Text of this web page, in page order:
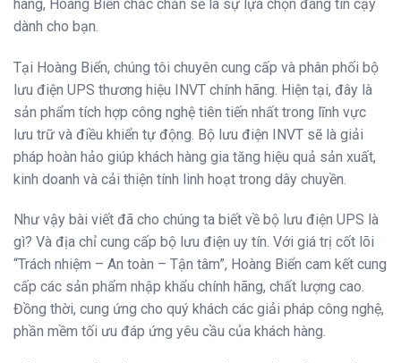
hãng, Hoàng Biển chắc chắn sẽ là sự lựa chọn đáng tin cậy
dành cho bạn.
Tại Hoàng Biển, chúng tôi chuyên cung cấp và phân phối bộ
lưu điện UPS thương hiệu INVT chính hãng. Hiện tại, đây là
sản phẩm tích hợp công nghệ tiên tiến nhất trong lĩnh vực
lưu trữ và điều khiển tự động. Bộ lưu điện INVT sẽ là giải
pháp hoàn hảo giúp khách hàng gia tăng hiệu quả sản xuất,
kinh doanh và cải thiện tính linh hoạt trong dây chuyền.
Như vậy bài viết đã cho chúng ta biết về bộ lưu điện UPS là
gì? Và địa chỉ cung cấp bộ lưu điện uy tín. Với giá trị cốt lõi
“Trách nhiệm – An toàn – Tận tâm”, Hoàng Biển cam kết cung
cấp các sản phẩm nhập khẩu chính hãng, chất lượng cao.
Đồng thời, cung ứng cho quý khách các giải pháp công nghệ,
phần mềm tối ưu đáp ứng yêu cầu của khách hàng.